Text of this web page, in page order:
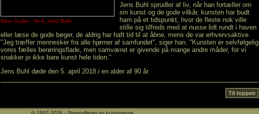
Mine Guder - Nr.4, Jens Buhl
Jens Buhl sprudler af liv, når han fortæller om
sin kunst og de gode vilkår, kunsten har budt
ham på et tidspunkt, hvor de fleste nok ville
stille sig tilfreds med at nusse lidt rundt i haven
eller læse de gode bøger, de aldrig har haft tid til at åbne, mens de var erhvervsaktive.
"Jeg træffer mennesker fra alle hjørner af samfundet", siger han. "Kunsten er selvfølgelig
vores fælles berøringsflade, men samværet er givende på mange andre måder, for vi
snakker jo ikke bare kunst hele tiden."
Jens Buhl døde den 5. april 2018 i en alder af 90 år.
Til toppen